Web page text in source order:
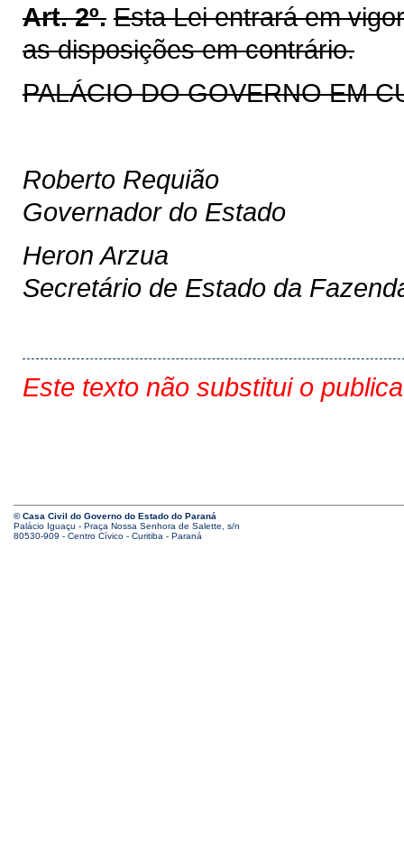
Art. 2º. Esta Lei entrará em
as disposições em contrário.
PALÁCIO DO GOVERNO EM
Roberto Requião
Governador do Estado
Heron Arzua
Secretário de Estado da
Este texto não substitui o
© Casa Civil do Governo do Estado do Paraná
Palácio Iguaçu - Praça Nossa Senhora de Salette, s/n
80530-909 - Centro Cívico - Curitiba - Paraná